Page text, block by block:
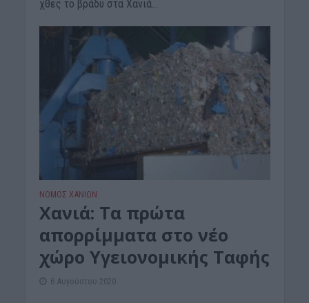
χθες το βράδυ στα Χανιά...
ΝΟΜΌΣ ΧΑΝΊΩΝ
Χανιά: Τα πρώτα
απορρίμματα στο νέο
χώρο Υγειονομικής Ταφής
6 Αυγούστου 2020